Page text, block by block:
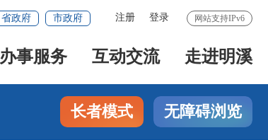
网站支持IPv6
注册 登录
省政府 市政府
办事服务 互动交流 走进明溪
长者模式 无障碍浏览